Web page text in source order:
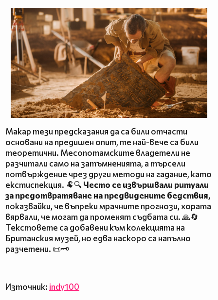
Макар тези предсказания да са били отчасти
основани на предишен опит, те най-вече са били
теоретични. Месопотамските владетели не
разчитали само на затъмненията, а търсели
потвърждение чрез други методи на гадание, като
екстиспекция. 🐏🔍Често се извършвали ритуали
за предотвратяване на предвидените бедствия,
показвайки, че въпреки мрачните прогнози, хората
вярвали, че могат да променят съдбата си. 🙏🔄
Текстовете са добавени към колекцията на
Британския музей, но едва наскоро са напълно
разчетени. 📜🗝️
Източник: indy100